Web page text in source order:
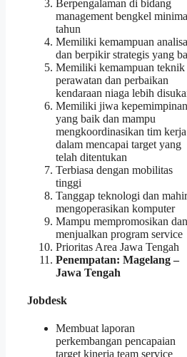
Berpengalaman di bidang
management bengkel
tahun
Memiliki kemampuan analisa
dan berpikir strategis yang
Memiliki kemampuan teknik
perawatan dan perbaikan
kendaraan niaga lebih
Memiliki jiwa kepemimpinan
yang baik dan mampu
mengkoordinasikan tim kerja
dalam mencapai target yang
telah ditentukan
Terbiasa dengan mobilitas
tinggi
Tanggap teknologi dan mahir
mengoperasikan komputer
Mampu mempromosikan dan
menjualkan program service
Prioritas Area Jawa Tengah
Penempatan: Magelang –
Jawa Tengah
Jobdesk
Membuat laporan
perkembangan pencapaian
target kinerja team service